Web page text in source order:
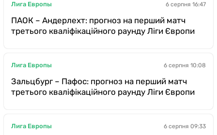
Лига Европы 6 серпня 16:47
ПАОК – Андерлехт: прогноз на перший матч
третього кваліфікаційного раунду Ліги Європи
Лига Европы 6 серпня 10:08
Зальцбург – Пафос: прогноз на перший матч
третього кваліфікаційного раунду Ліги Європи
Лига Европы 6 серпня 09:33